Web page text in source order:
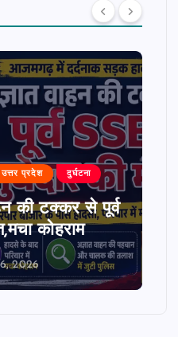
उत्तर प्रदेश दुर्घटना
की टक्कर से पूर्व
कोहराम
2026